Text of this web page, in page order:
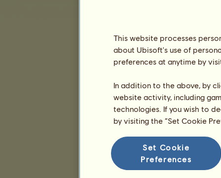
Alf2024
Lulu
This website processes
about Ubisoft's use of
preferences at anytime by
In addition to the above, by
website activity, including
technologies. If you wish to
by visiting the “Set Cookie
Set Cookie
Preferences